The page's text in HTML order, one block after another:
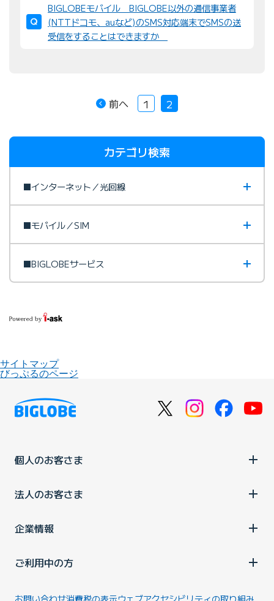
：
BIGLOBEモバイル BIGLOBE以外の通信事業者
(NTTドコモ、auなど)のSMS対応端末でSMSの送
受信をすることはできますか
前へ 1 2
カテゴリ検索
■インターネット／光回線
■モバイル／SIM
■BIGLOBEサービス
サイトマップ
びっぷるのページ
個人のお客さま
法人のお客さま
企業情報
ご利用中の方
お問い合わせ消費税の表示ウェブアクセシビリティの取り組み